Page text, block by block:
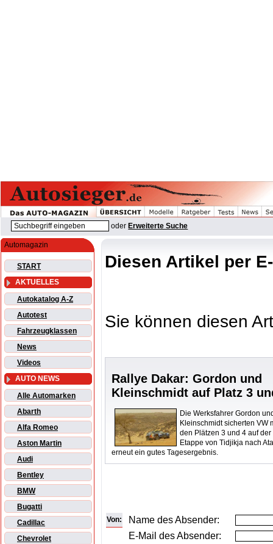
oder Erweiterte Suche
Automagazin
START
AKTUELLES
Autokatalog A-Z
Autotest
Fahrzeugklassen
News
Videos
AUTO NEWS
Alle Automarken
Abarth
Alfa Romeo
Aston Martin
Audi
Bentley
BMW
Bugatti
Cadillac
Chevrolet
Diesen Artikel per
Sie können diesen
Rallye Dakar: Gordon und
Kleinschmidt auf Platz 3
Die Werksfahrer Gordon
Kleinschmidt sicherten VW
den Plätzen 3 und 4 auf der
Etappe von Tidjikja nach
erneut ein gutes Tagesergebnis.
Von:
Name des Absender:
E-Mail des Absender: